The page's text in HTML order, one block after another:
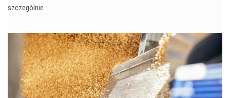
szczególnie…